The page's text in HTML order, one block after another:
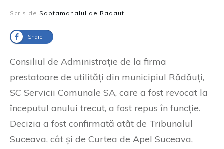
Scris de Saptamanalul de Radauti
Share
Consiliul de Administrație de la firma
prestatoare de utilități din municipiul Rădăuți,
SC Servicii Comunale SA, care a fost revocat la
începutul anului trecut, a fost repus în funcție.
Decizia a fost confirmată atât de Tribunalul
Suceava, cât și de Curtea de Apel Suceava,